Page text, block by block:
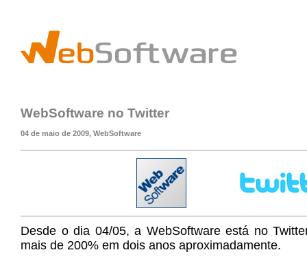
WebSoftware no Twitter
04 de maio de 2009, WebSoftware
Desde o dia 04/05, a WebSoftware está no
mais de 200% em dois anos aproximadamente.